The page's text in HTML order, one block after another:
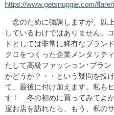
https://www.getsnuggie.com/
念のために強調しますが、以
しているわけではありません。
ドとしては非常に稀有なブラン
クロをつくった企業メンタリテ
たして高級ファッション･ブラ
かどうか？・・という疑問を投
て、最後に付け加えます。私も
す！ 冬の初めに買ってみてよ
度お店を訪れたら、もう、私の